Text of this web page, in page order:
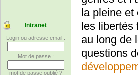
Intranet
Login ou adresse email :
Mot de passe :
mot de passe oublié ?
la pleine
les
au long de
questions